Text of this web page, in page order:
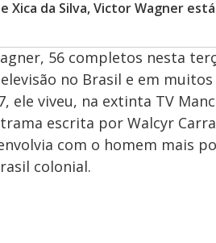
Xica da Silva, Victor Wagner
56 completos nesta
no Brasil e em
ele viveu, na extinta TV
escrita por Walcyr
com o homem mais
colonial.